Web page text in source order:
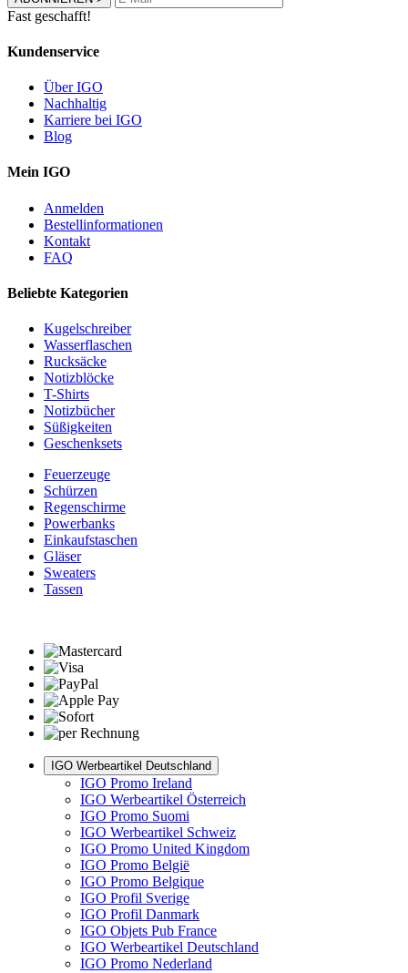
Fast geschafft!
Kundenservice
Über IGO
Nachhaltig
Karriere bei IGO
Blog
Mein IGO
Anmelden
Bestellinformationen
Kontakt
FAQ
Beliebte Kategorien
Kugelschreiber
Wasserflaschen
Rucksäcke
Notizblöcke
T-Shirts
Notizbücher
Süßigkeiten
Geschenksets
Feuerzeuge
Schürzen
Regenschirme
Powerbanks
Einkaufstaschen
Gläser
Sweaters
Tassen
IGO Werbeartikel Deutschland
IGO Promo Ireland
IGO Werbeartikel Österreich
IGO Promo Suomi
IGO Werbeartikel Schweiz
IGO Promo United Kingdom
IGO Promo België
IGO Promo Belgique
IGO Profil Sverige
IGO Profil Danmark
IGO Objets Pub France
IGO Werbeartikel Deutschland
IGO Promo Nederland